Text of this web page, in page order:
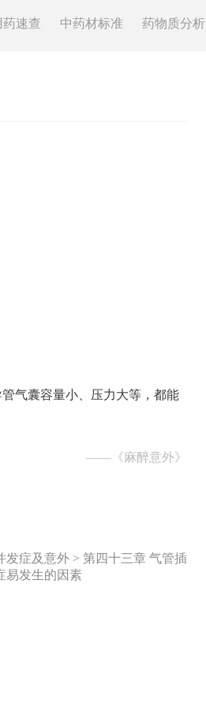
药速查 中药材标准 药物质分析
气囊容量小、压力大等，都能
—— 《麻醉意外》
症及意外 > 第四十三章 气管插
易发生的因素